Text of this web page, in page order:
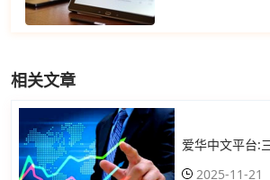
相关文章
爱华中文平台:
2025-11-21